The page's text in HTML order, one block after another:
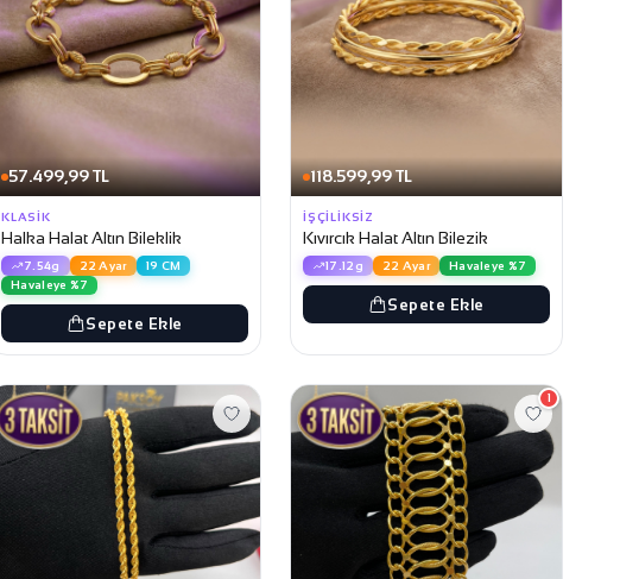
57.499,99 TL
KLASIK
Halka Halat Altın Bileklik
7.54g 22 Ayar
19 CM
Havaleye %7
Sepete Ekle
118.599,99 TL
İŞÇILIKSIZ
Kıvırcık Halat Altın Bilezik
17.12g 22 Ayar Havaleye %7
Sepete Ekle
1